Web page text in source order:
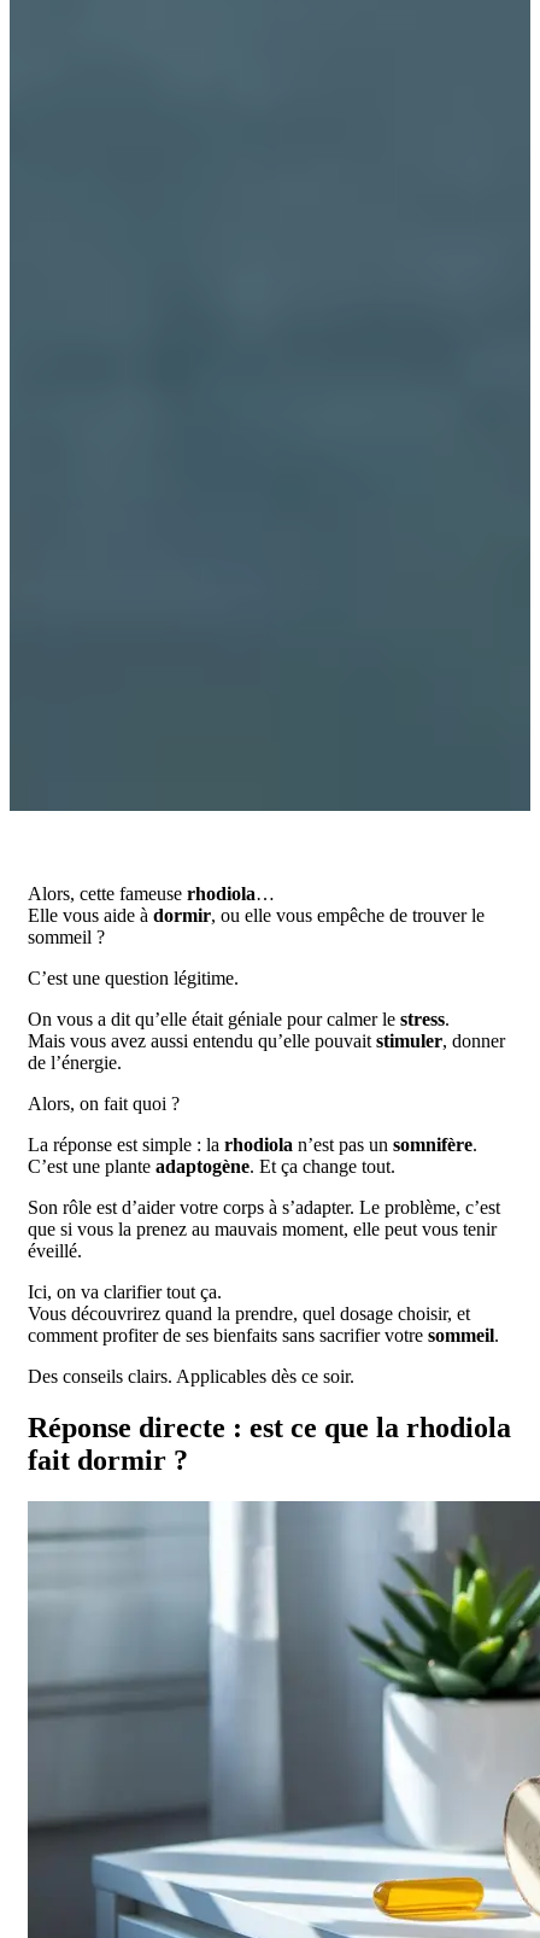
Alors, cette fameuse rhodiola…
Elle vous aide à dormir, ou elle vous empêche de trouver le
sommeil ?
C’est une question légitime.
On vous a dit qu’elle était géniale pour calmer le stress.
Mais vous avez aussi entendu qu’elle pouvait stimuler, donner
de l’énergie.
Alors, on fait quoi ?
La réponse est simple : la rhodiola n’est pas un somnifère.
C’est une plante adaptogène. Et ça change tout.
Son rôle est d’aider votre corps à s’adapter. Le problème, c’est
que si vous la prenez au mauvais moment, elle peut vous tenir
éveillé.
Ici, on va clarifier tout ça.
Vous découvrirez quand la prendre, quel dosage choisir, et
comment profiter de ses bienfaits sans sacrifier votre sommeil.
Des conseils clairs. Applicables dès ce soir.
Réponse directe : est ce que la rhodiola
fait dormir ?